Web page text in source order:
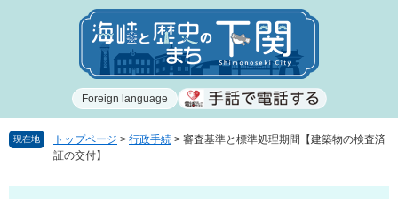
で
ば
Foreign language
現在地 トップページ > 行政手続 > 審査基準と標準処理期間【建築物の検査済
証の交付】